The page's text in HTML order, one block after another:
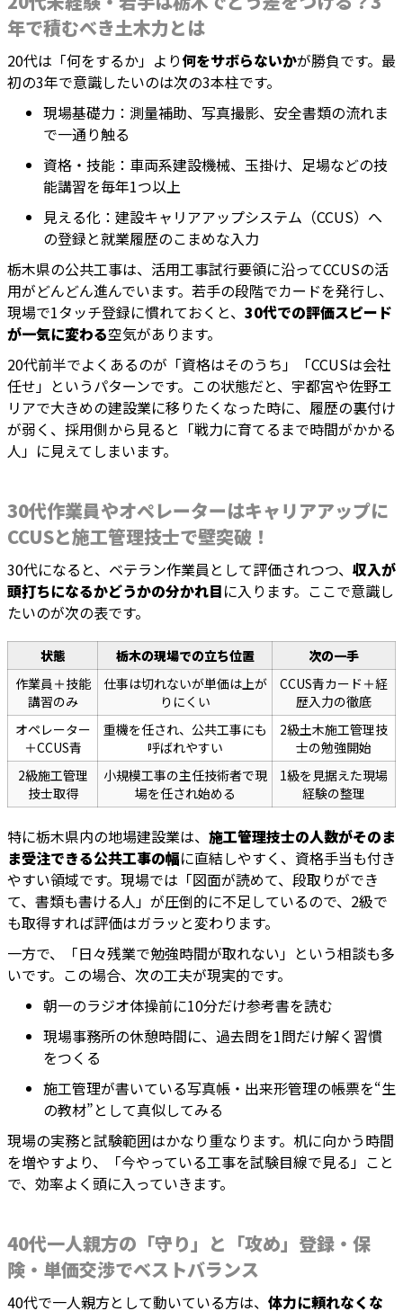
年で積むべき土木力とは
20代は「何をするか」より何をサボらないかが勝負です。最
初の3年で意識したいのは次の3本柱です。
現場基礎力：測量補助、写真撮影、安全書類の流れま
で一通り触る
資格・技能：車両系建設機械、玉掛け、足場などの技
能講習を毎年1つ以上
見える化：建設キャリアアップシステム（CCUS）へ
の登録と就業履歴のこまめな入力
栃木県の公共工事は、活用工事試行要領に沿ってCCUSの活
用がどんどん進んでいます。若手の段階でカードを発行し、
現場で1タッチ登録に慣れておくと、 30代での評価スピード
が一気に変わる空気があります。
20代前半でよくあるのが「資格はそのうち」「CCUSは会社
任せ」というパターンです。この状態だと、宇都宮や佐野エ
リアで大きめの建設業に移りたくなった時に、履歴の裏付け
が弱く、採用側から見ると「戦力に育てるまで時間がかかる
人」に見えてしまいます。
30代作業員やオペレーターはキャリアアップに
CCUSと施工管理技士で壁突破！
30代になると、ベテラン作業員として評価されつつ、 収入が
頭打ちになるかどうかの分かれ目に入ります。ここで意識し
たいのが次の表です。
状態 栃木の現場での立ち位置
次の一手
作業員＋技能
講習のみ
仕事は切れないが単価は上が
りにくい
CCUS青カード＋経
歴入力の徹底
オペレーター
＋CCUS青
重機を任され、公共工事にも
呼ばれやすい
2級土木施工管理技
士の勉強開始
2級施工管理
技士取得
小規模工事の主任技術者で現
場を任され始める
1級を見据えた現場
経験の整理
特に栃木県内の地場建設業は、 施工管理技士の人数がそのま
ま受注できる公共工事の幅に直結しやすく、資格手当も付き
やすい領域です。現場では「図面が読めて、段取りができ
て、書類も書ける人」が圧倒的に不足しているので、2級で
も取得すれば評価はガラッと変わります。
一方で、「日々残業で勉強時間が取れない」という相談も多
いです。この場合、次の工夫が現実的です。
朝一のラジオ体操前に10分だけ参考書を読む
現場事務所の休憩時間に、過去問を1問だけ解く習慣
をつくる
施工管理が書いている写真帳・出来形管理の帳票を“生
の教材”として真似してみる
現場の実務と試験範囲はかなり重なります。机に向かう時間
を増やすより、「今やっている工事を試験目線で見る」こと
で、効率よく頭に入っていきます。
40代一人親方の「守り」と「攻め」登録・保
険・単価交渉でベストバランス
40代で一人親方として動いている方は、 体力に頼れなくな